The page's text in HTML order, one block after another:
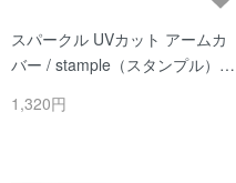
スパークル UVカット アームカ
バー / stample（スタンプル） /
1,320円